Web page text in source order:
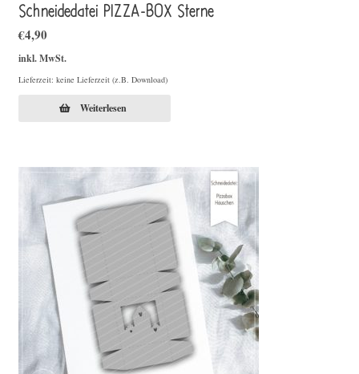
Schneidedatei PIZZA-BOX Sterne
€4,90
inkl. MwSt.
Lieferzeit: keine Lieferzeit (z.B. Download)
Weiterlesen